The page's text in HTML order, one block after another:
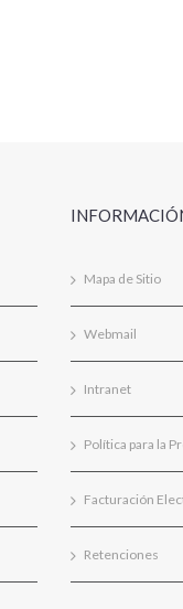
Mapa de Sitio
Webmail
Intranet
Política para la
Facturación
Retenciones